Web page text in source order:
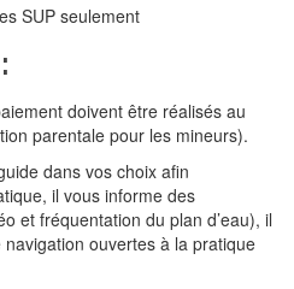
SUP seulement
doivent être réalisés au
parentale pour les mineurs).
dans vos choix afin
il vous informe des
et fréquentation du plan d’eau), il
ouvertes à la pratique